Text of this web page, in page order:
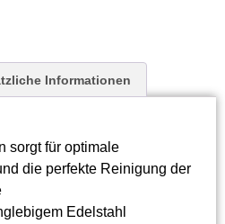
Informationen
sorgt für optimale
die perfekte Reinigung der
Edelstahl